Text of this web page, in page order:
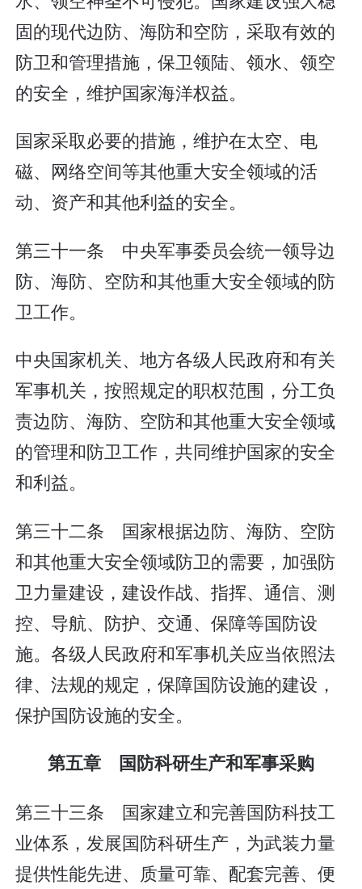
固的现代边防、海防和空防，采取有效的
防卫和管理措施，保卫领陆、领水、领空
的安全，维护国家海洋权益。
国家采取必要的措施，维护在太空、电
磁、网络空间等其他重大安全领域的活
动、资产和其他利益的安全。
第三十一条 中央军事委员会统一领导边
防、海防、空防和其他重大安全领域的防
卫工作。
中央国家机关、地方各级人民政府和有关
军事机关，按照规定的职权范围，分工负
责边防、海防、空防和其他重大安全领域
的管理和防卫工作，共同维护国家的安全
和利益。
第三十二条 国家根据边防、海防、空防
和其他重大安全领域防卫的需要，加强防
卫力量建设，建设作战、指挥、通信、测
控、导航、防护、交通、保障等国防设
施。各级人民政府和军事机关应当依照法
律、法规的规定，保障国防设施的建设，
保护国防设施的安全。
第五章 国防科研生产和军事采购
第三十三条 国家建立和完善国防科技工
业体系，发展国防科研生产，为武装力量
提供性能先进、质量可靠、配套完善、便